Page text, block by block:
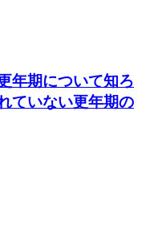
年期について知ろ
ていない更年期の